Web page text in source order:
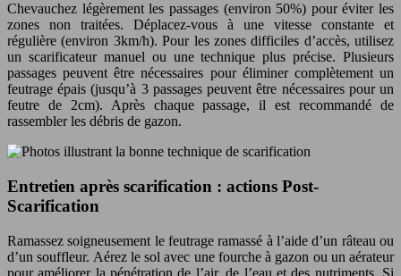
Chevauchez légèrement les passages (environ 50%) pour éviter les
zones non traitées. Déplacez-vous à une vitesse constante et
régulière (environ 3km/h). Pour les zones difficiles d’accès, utilisez
un scarificateur manuel ou une technique plus précise. Plusieurs
passages peuvent être nécessaires pour éliminer complètement un
feutrage épais (jusqu’à 3 passages peuvent être nécessaires pour un
feutre de 2cm). Après chaque passage, il est recommandé de
rassembler les débris de gazon.
Entretien après scarification : actions Post-
Scarification
Ramassez soigneusement le feutrage ramassé à l’aide d’un râteau ou
d’un souffleur. Aérez le sol avec une fourche à gazon ou un aérateur
pour améliorer la pénétration de l’air, de l’eau et des nutriments. Si